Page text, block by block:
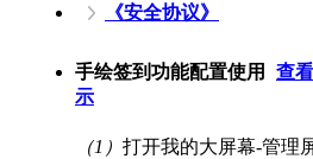
《安全协议》
手绘签到功能配置使用 查
示
（1） 打开我的大屏幕-管理